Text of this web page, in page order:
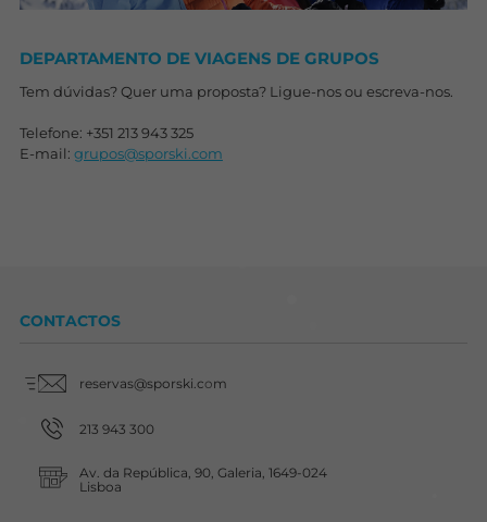
DEPARTAMENTO DE VIAGENS DE GRUPOS
Tem dúvidas? Quer uma proposta? Ligue-nos ou escreva-nos.
Telefone: +351 213 943 325
E-mail: grupos@sporski.com
CONTACTOS
reservas@sporski.com
213 943 300
Av. da República, 90, Galeria, 1649-024
Lisboa